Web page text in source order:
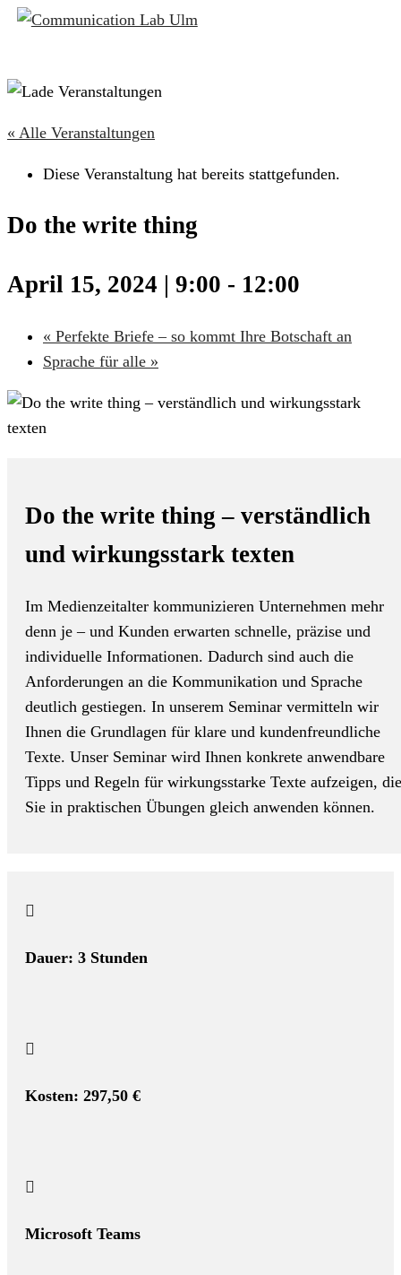
« Alle Veranstaltungen
Diese Veranstaltung hat bereits stattgefunden.
Do the write thing
April 15, 2024 | 9:00 - 12:00
« Perfekte Briefe – so kommt Ihre Botschaft an
Sprache für alle »
Do the write thing – verständlich
und wirkungsstark texten
Im Medienzeitalter kommunizieren Unternehmen mehr
denn je – und Kunden erwarten schnelle, präzise und
individuelle Informationen. Dadurch sind auch die
Anforderungen an die Kommunikation und Sprache
deutlich gestiegen. In unserem Seminar vermitteln wir
Ihnen die Grundlagen für klare und kundenfreundliche
Texte. Unser Seminar wird Ihnen konkrete anwendbare
Tipps und Regeln für wirkungsstarke Texte aufzeigen, die
Sie in praktischen Übungen gleich anwenden können.

Dauer: 3 Stunden

Kosten: 297,50 €

Microsoft Teams